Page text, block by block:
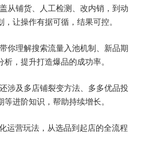
从铺货、人工检测、改内销，到动
让操作有据可循，结果可控。
你理解搜索流量入池机制、新品期
，提升打造爆品的成功率。
涉及多店铺裂变方法、多多优品投
进阶知识，帮助持续增长。
运营玩法，从选品到起店的全流程